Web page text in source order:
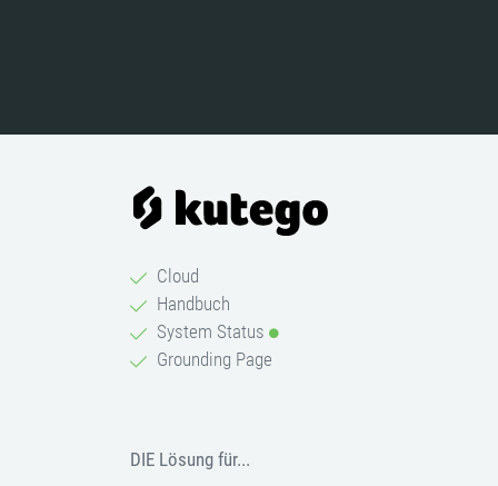
Cloud
Handbuch
System Status
Grounding Page
DIE Lösung für...